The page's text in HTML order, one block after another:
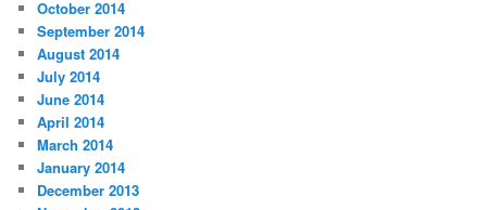
October 2014
September 2014
August 2014
July 2014
June 2014
April 2014
March 2014
January 2014
December 2013